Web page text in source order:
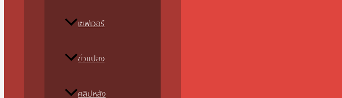
เซฟเวอร์
ขั้วแปลง
คลิปหลัง